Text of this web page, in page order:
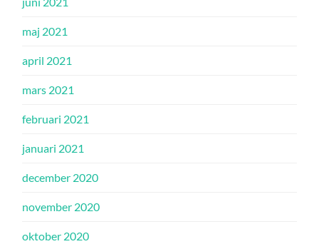
maj 2021
april 2021
mars 2021
februari 2021
januari 2021
december 2020
november 2020
oktober 2020